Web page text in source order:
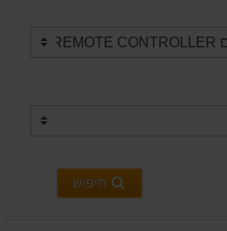
חיפוש